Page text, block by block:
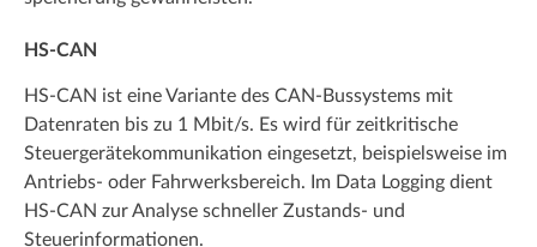
HS-CAN
HS-CAN ist eine Variante des CAN-Bussystems mit
Datenraten bis zu 1 Mbit/s. Es wird für zeitkritische
Steuergerätekommunikation eingesetzt, beispielsweise im
Antriebs- oder Fahrwerksbereich. Im Data Logging dient
HS-CAN zur Analyse schneller Zustands- und
Steuerinformationen.